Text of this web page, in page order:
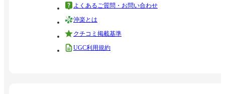
よくあるご質問・お問い合わせ
沖楽とは
クチコミ掲載基準
UGC利用規約